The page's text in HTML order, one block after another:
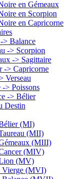
en Gémeaux
en Scorpion
en Capricorne
> Balance
-> Scorpion
-> Sagittaire
-> Capricorne
Verseau
-> Poissons
-> Bélier
Destin
(MI)
(MII)
(MIII)
(MIV)
(MV)
Vierge (MVI)